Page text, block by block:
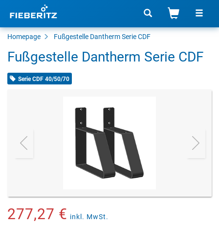
Homepage Fußgestelle Dantherm Serie CDF
Fußgestelle Dantherm Serie CDF
Serie CDF 40/50/70
277,27 € inkl. MwSt.